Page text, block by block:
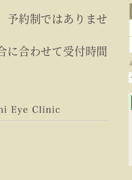
予約制ではありませ
に合わせて受付時間